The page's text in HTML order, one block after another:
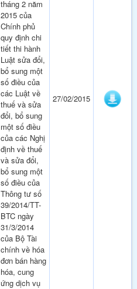
tháng 2 năm
2015 của
Chính phủ
quy định chi
tiết thi hành
Luật sửa đổi,
bổ sung một
số điều của
các Luật về
thuế và sửa
đổi, bổ sung
một số điều
của các Nghị
định về thuế
và sửa đổi,
bổ sung một
số điều của
Thông tư số
39/2014/TT-
BTC ngày
31/3/2014
của Bộ Tài
chính về hóa
đơn bán hàng
hóa, cung
ứng dịch vụ
27/02/2015